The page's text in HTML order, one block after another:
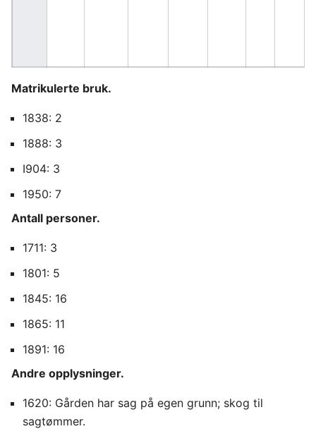
Matrikulerte bruk.
1838: 2
1888: 3
I904: 3
1950: 7
Antall personer.
1711: 3
1801: 5
1845: 16
1865: 11
1891: 16
Andre opplysninger.
1620: Gården har sag på egen grunn; skog til
sagtømmer.